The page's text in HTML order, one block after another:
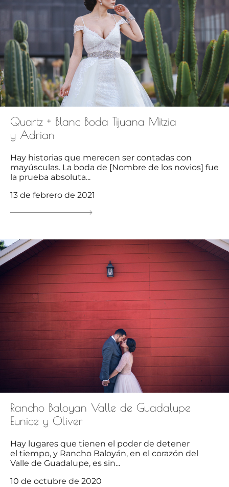
Quartz + Blanc Boda Tijuana Mitzia
y Adrian
Hay historias que merecen ser contadas con
mayúsculas. La boda de [Nombre de los novios] fue
la prueba absoluta...
13 de febrero de 2021
Rancho Baloyan Valle de Guadalupe
Eunice y Oliver
Hay lugares que tienen el poder de detener
el tiempo, y Rancho Baloyán, en el corazón del
Valle de Guadalupe, es sin...
10 de octubre de 2020